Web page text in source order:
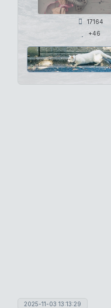
17164
+46
2025-11-03 13:13:29